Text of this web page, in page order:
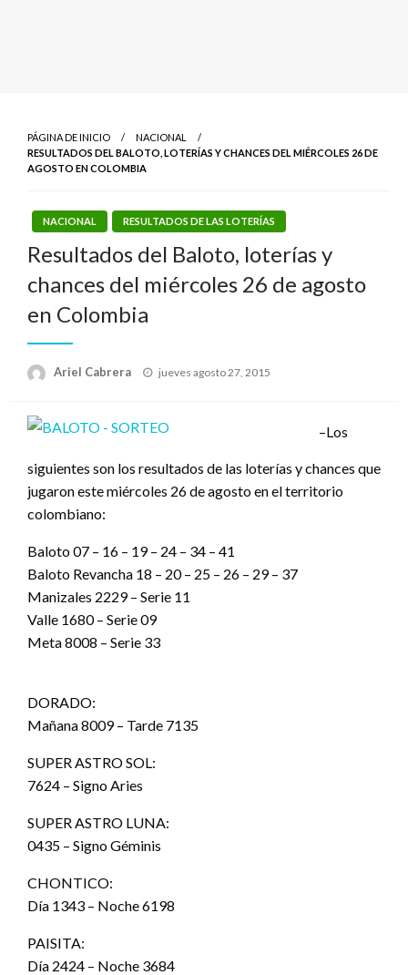
PÁGINA DE INICIO
NACIONAL
RESULTADOS DEL BALOTO, LOTERÍAS Y CHANCES DEL MIÉRCOLES 26 DE
AGOSTO EN COLOMBIA
NACIONAL RESULTADOS DE LAS LOTERÍAS
Resultados del Baloto, loterías y
chances del miércoles 26 de agosto
en Colombia
Ariel Cabrera
Publicado
jueves agosto 27, 2015
–Los
siguientes son los resultados de las loterías y chances que
jugaron este miércoles 26 de agosto en el territorio
colombiano:
Baloto 07 – 16 – 19 – 24 – 34 – 41
Baloto Revancha 18 – 20 – 25 – 26 – 29 – 37
Manizales 2229 – Serie 11
Valle 1680 – Serie 09
Meta 8008 – Serie 33
DORADO:
Mañana 8009 – Tarde 7135
SUPER ASTRO SOL:
7624 – Signo Aries
SUPER ASTRO LUNA:
0435 – Signo Géminis
CHONTICO:
Día 1343 – Noche 6198
PAISITA:
Día 2424 – Noche 3684